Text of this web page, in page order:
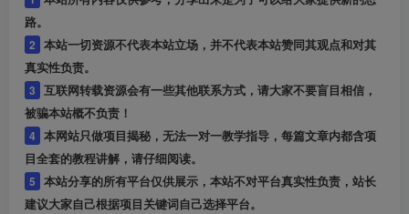
路。
2 本站一切资源不代表本站立场，并不代表本站赞同其观点和对其
真实性负责。
3 互联网转载资源会有一些其他联系方式，请大家不要盲目相信，
被骗本站概不负责！
4 本网站只做项目揭秘，无法一对一教学指导，每篇文章内都含项
目全套的教程讲解，请仔细阅读。
5 本站分享的所有平台仅供展示，本站不对平台真实性负责，站长
建议大家自己根据项目关键词自己选择平台。